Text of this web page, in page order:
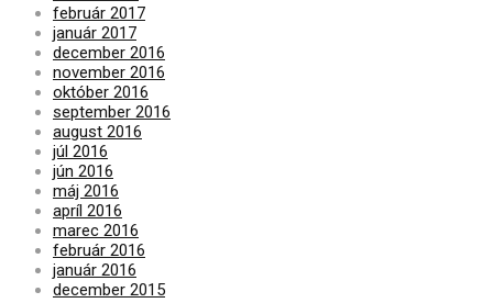
február 2017
január 2017
december 2016
november 2016
október 2016
september 2016
august 2016
júl 2016
jún 2016
máj 2016
apríl 2016
marec 2016
február 2016
január 2016
december 2015